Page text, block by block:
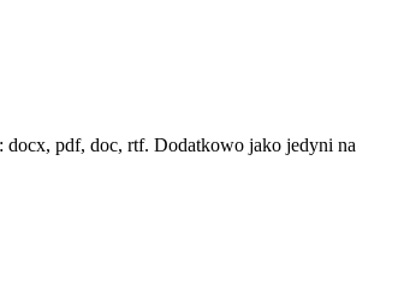
docx, pdf, doc, rtf. Dodatkowo jako jedyni na